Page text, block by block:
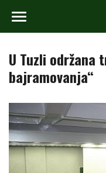
U Tuzli održana
bajramovanja“